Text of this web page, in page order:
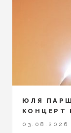
ЮЛЯ
КОНЦЕРТ
03.08.2026